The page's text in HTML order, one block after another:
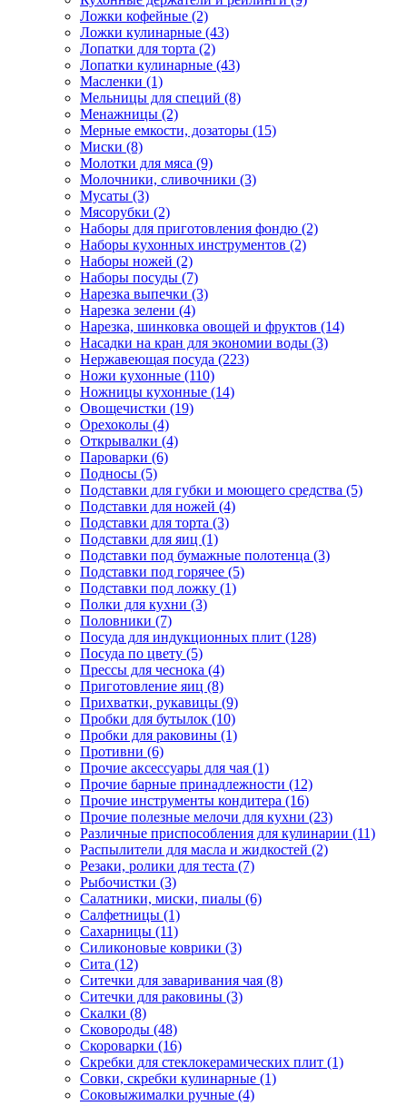
Ложки кофейные (2)
Ложки кулинарные (43)
Лопатки для торта (2)
Лопатки кулинарные (43)
Масленки (1)
Мельницы для специй (8)
Менажницы (2)
Мерные емкости, дозаторы (15)
Миски (8)
Молотки для мяса (9)
Молочники, сливочники (3)
Мусаты (3)
Мясорубки (2)
Наборы для приготовления фондю (2)
Наборы кухонных инструментов (2)
Наборы ножей (2)
Наборы посуды (7)
Нарезка выпечки (3)
Нарезка зелени (4)
Нарезка, шинковка овощей и фруктов (14)
Насадки на кран для экономии воды (3)
Нержавеющая посуда (223)
Ножи кухонные (110)
Ножницы кухонные (14)
Овощечистки (19)
Орехоколы (4)
Открывалки (4)
Пароварки (6)
Подносы (5)
Подставки для губки и моющего средства (5)
Подставки для ножей (4)
Подставки для торта (3)
Подставки для яиц (1)
Подставки под бумажные полотенца (3)
Подставки под горячее (5)
Подставки под ложку (1)
Полки для кухни (3)
Половники (7)
Посуда для индукционных плит (128)
Посуда по цвету (5)
Прессы для чеснока (4)
Приготовление яиц (8)
Прихватки, рукавицы (9)
Пробки для бутылок (10)
Пробки для раковины (1)
Противни (6)
Прочие аксессуары для чая (1)
Прочие барные принадлежности (12)
Прочие инструменты кондитера (16)
Прочие полезные мелочи для кухни (23)
Различные приспособления для кулинарии (11)
Распылители для масла и жидкостей (2)
Резаки, ролики для теста (7)
Рыбочистки (3)
Салатники, миски, пиалы (6)
Салфетницы (1)
Сахарницы (11)
Силиконовые коврики (3)
Сита (12)
Ситечки для заваривания чая (8)
Ситечки для раковины (3)
Скалки (8)
Сковороды (48)
Скороварки (16)
Скребки для стеклокерамических плит (1)
Совки, скребки кулинарные (1)
Соковыжималки ручные (4)